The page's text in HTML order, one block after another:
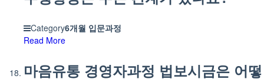
Category6개월 입문과정
Read More
마음유통 경영자과정 법보시금은 어떻